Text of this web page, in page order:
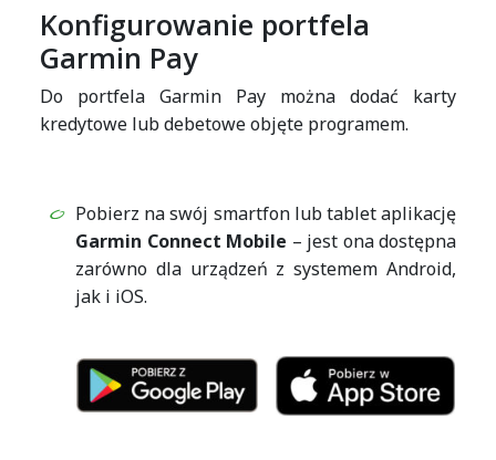
Konfigurowanie portfela
Garmin Pay
Do portfela Garmin Pay można dodać karty
kredytowe lub debetowe objęte programem.
Pobierz na swój smartfon lub tablet aplikację
Garmin Connect Mobile – jest ona dostępna
zarówno dla urządzeń z systemem Android,
jak i iOS.